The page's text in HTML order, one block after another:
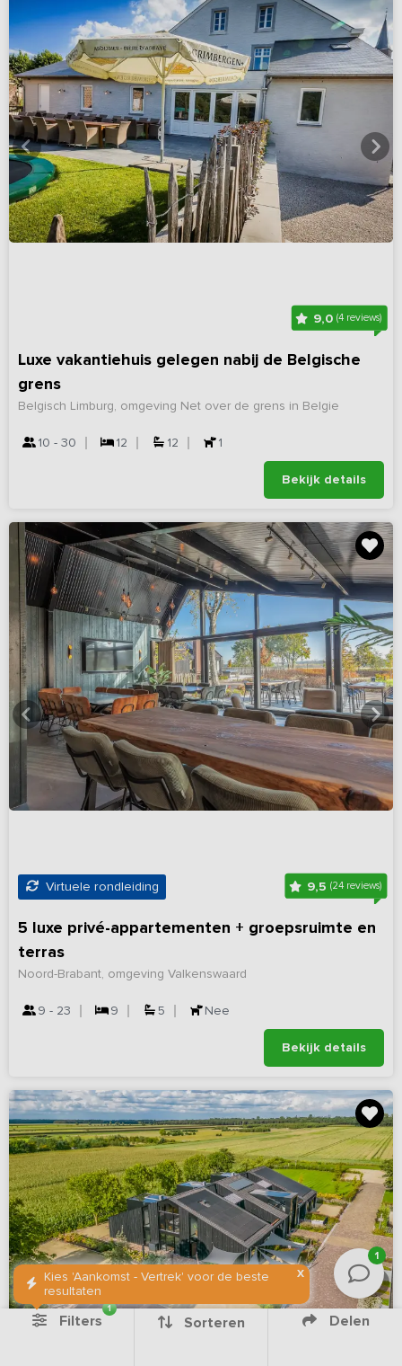
9,0(4 reviews)
Luxe vakantiehuis gelegen nabij de Belgische
grens
Belgisch Limburg, omgeving Net over de grens in Belgie
10 - 30 12 12 1
Bekijk details
Virtuele rondleiding 9,5(24 reviews)
5 luxe privé-appartementen + groepsruimte en
terras
Noord-Brabant, omgeving Valkenswaard
9 - 23 9 5 Nee
Bekijk details
X
Kies 'Aankomst - Vertrek' voor de beste
resultaten
1
Filters
1
Sorteren Delen